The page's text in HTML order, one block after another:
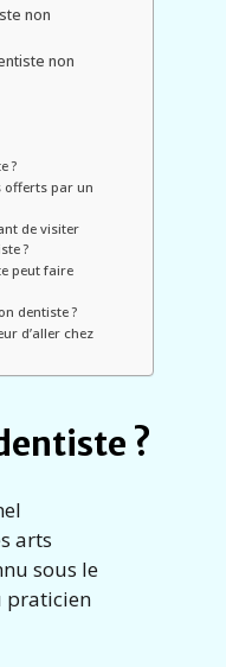
non
non
?
offerts par un
de visiter
?
peut faire
dentiste ?
d’aller chez
?
arts
sous le
praticien